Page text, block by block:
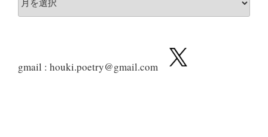
去
gmail : houki.poetry@gmail.com